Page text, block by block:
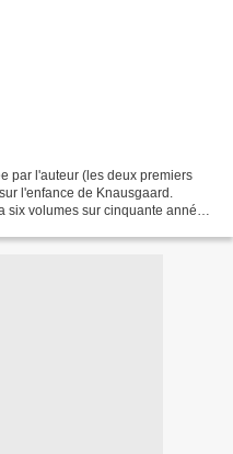
par l'auteur (les deux premiers
l'enfance de Knausgaard.
volumes sur cinquante années